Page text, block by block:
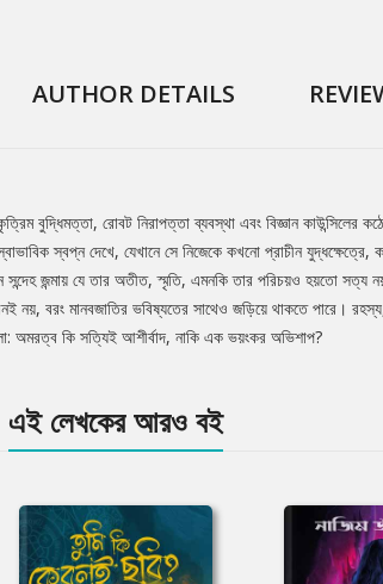
AUTHOR DETAILS
বুদ্ধিমত্তা, রোবট নিরাপত্তা ব্যবস্থা এবং বিজ্ঞান কাউন্সিলের
স্বপ্ন দেখে, যেখানে সে নিজেকে কখনো প্রাচীন
জন্মায় যে তার অতীত, স্মৃতি, এমনকি তার পরিচয়ও হয়তো সত্য
বরং মানবজাতির ভবিষ্যতের সাথেও জড়িয়ে থাকতে পারে।
অমরত্ব কি সত্যিই আশীর্বাদ, নাকি এক ভয়ংকর অভিশাপ?
এই লেখকের আরও বই